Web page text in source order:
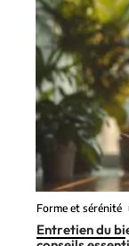
Forme et sérénité
Entretien du